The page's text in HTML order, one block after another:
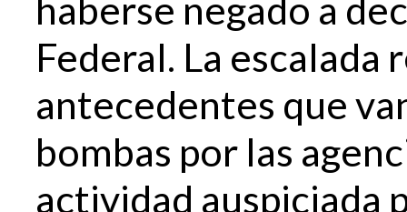
Federal. La escalada
antecedentes que
bombas por las
actividad auspiciada